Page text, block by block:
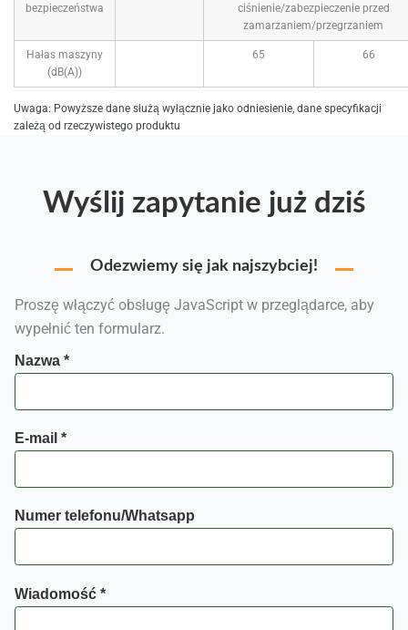
bezpieczeństwa
ciśnienie/zabezpieczenie przed
zamarzaniem/przegrzaniem
Hałas maszyny
(dB(A))
65 66
Uwaga: Powyższe dane służą wyłącznie jako odniesienie, dane specyfikacji
zależą od rzeczywistego produktu
Wyślij zapytanie już dziś
Odezwiemy się jak najszybciej!
Proszę włączyć obsługę JavaScript w przeglądarce, aby
wypełnić ten formularz.
Nazwa *
E-mail *
N
u
r
Numer telefonu/Whatsapp
Wiadomość *